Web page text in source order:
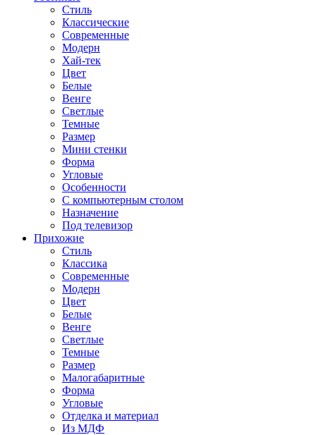
Стиль
Классические
Современные
Модерн
Хай-тек
Цвет
Белые
Венге
Светлые
Темные
Размер
Мини стенки
Форма
Угловые
Особенности
С компьютерным столом
Назначение
Под телевизор
Прихожие
Стиль
Классика
Современные
Модерн
Цвет
Белые
Венге
Светлые
Темные
Размер
Малогабаритные
Форма
Угловые
Отделка и материал
Из МДФ